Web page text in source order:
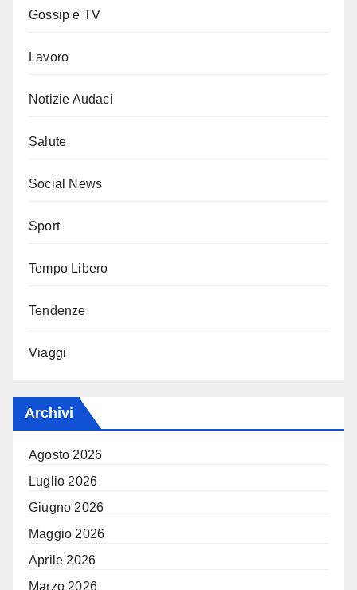
Gossip e TV
Lavoro
Notizie Audaci
Salute
Social News
Sport
Tempo Libero
Tendenze
Viaggi
Archivi
Agosto 2026
Luglio 2026
Giugno 2026
Maggio 2026
Aprile 2026
Marzo 2026